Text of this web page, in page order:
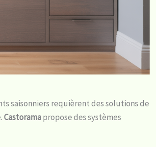
saisonniers requièrent des solutions de
Castoramapropose des systèmes